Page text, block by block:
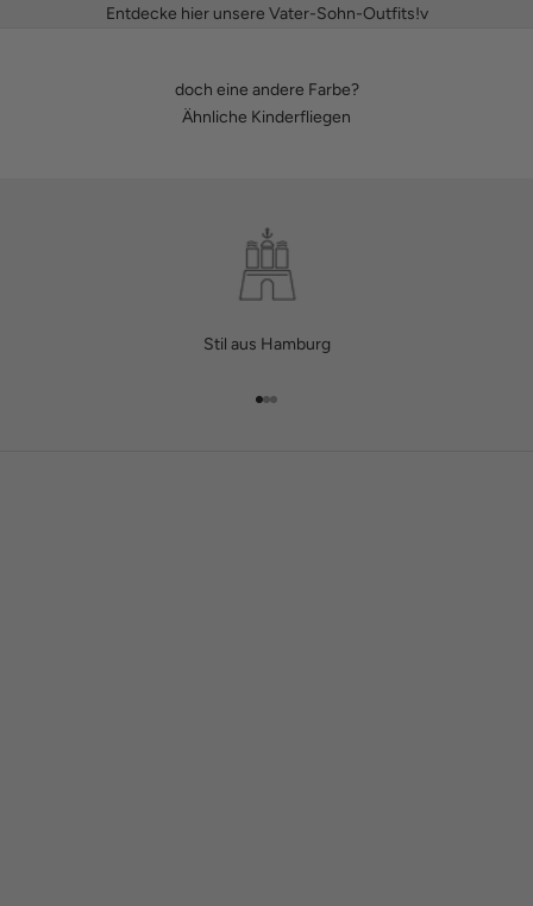
Entdecke hier unsere Vater-Sohn-Outfits!v
doch eine andere Farbe?
Ähnliche Kinderfliegen
Stil aus Hamburg
Gehe zu Element 1
Gehe zu Element 2
Gehe zu Element 3